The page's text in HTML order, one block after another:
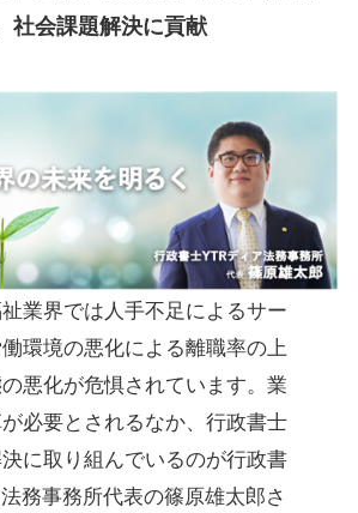
社会課題解決に貢献
業界では人手不足によるサー
環境の悪化による離職率の上
悪化が危惧されています。業
必要とされるなか、行政書士
に取り組んでいるのが行政書
務事務所代表の篠原雄太郎さ